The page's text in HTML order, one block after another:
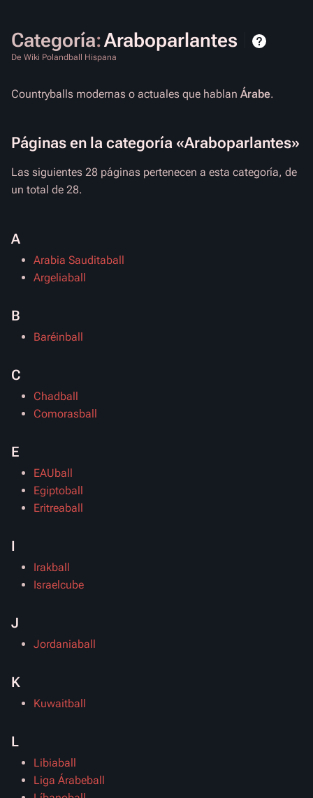
Categoría:Araboparlantes
De Wiki Polandball Hispana
Countryballs modernas o actuales que hablan Árabe.
Páginas en la categoría «Araboparlantes»
Las siguientes 28 páginas pertenecen a esta categoría, de
un total de 28.
A
Arabia Sauditaball
Argeliaball
B
Baréinball
C
Chadball
Comorasball
E
EAUball
Egiptoball
Eritreaball
I
Irakball
Israelcube
J
Jordaniaball
K
Kuwaitball
L
Libiaball
Liga Árabeball